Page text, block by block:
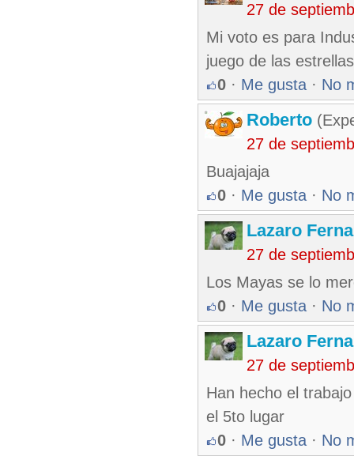
27 de
Mi voto es para
juego de las
0 · Me gusta · No
Roberto
27 de
Buajajaja
0 · Me gusta · No
Lazaro
27 de
Los Mayas se lo
0 · Me gusta · No
Lazaro
27 de
Han hecho el
el 5to lugar
0 · Me gusta · No